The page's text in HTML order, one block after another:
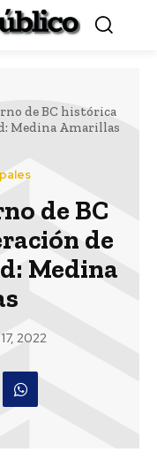
de BC histórica
Medina Amarillas
de BC
de
Medina
2022